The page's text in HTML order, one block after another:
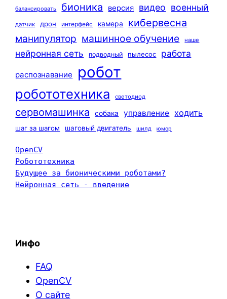
балансировать бионика версия видео военный
датчик дрон интерфейс камера кибервесна
манипулятор машинное обучение наше
нейронная сеть подводный пылесос работа
распознавание робот
робототехника светодиод
сервомашинка собака управление ходить
шаг за шагом шаговый двигатель шилд юмор
OpenCV
Робототехника
Будущее за бионическими роботами?
Нейронная сеть - введение
Инфо
FAQ
OpenCV
О сайте